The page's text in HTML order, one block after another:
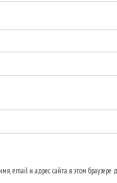
email и адрес сайта в этом